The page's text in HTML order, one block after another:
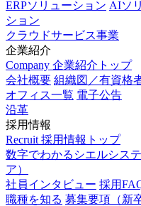
ERPソリューション AIソ
ション
クラウドサービス事業
企業紹介
Company 企業紹介トップ
会社概要 組織図／有資格
オフィス一覧 電子公告
沿革
採用情報
Recruit 採用情報トップ
数字でわかるシエルシス
ア）
社員インタビュー 採用
職種を知る 募集要項（新